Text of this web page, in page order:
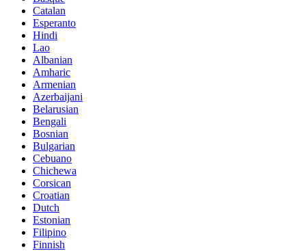
Catalan
Esperanto
Hindi
Lao
Albanian
Amharic
Armenian
Azerbaijani
Belarusian
Bengali
Bosnian
Bulgarian
Cebuano
Chichewa
Corsican
Croatian
Dutch
Estonian
Filipino
Finnish